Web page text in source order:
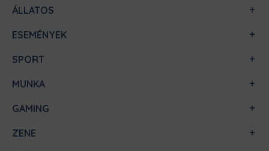
ÁLLATOS
ESEMÉNYEK
SPORT
MUNKA
GAMING
ZENE